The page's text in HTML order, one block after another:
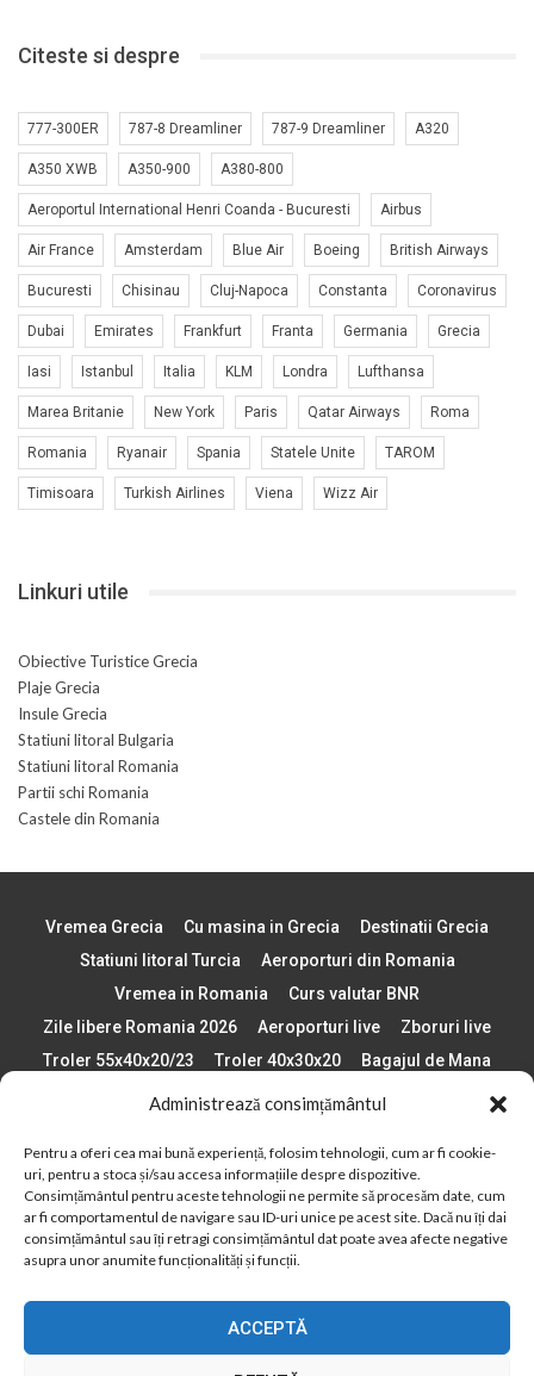
Administrează consimțământul
Pentru a oferi cea mai bună experiență, folosim tehnologii, cum ar fi cookie-
uri, pentru a stoca și/sau accesa informațiile despre dispozitive.
Consimțământul pentru aceste tehnologii ne permite să procesăm date, cum
ar fi comportamentul de navigare sau ID-uri unice pe acest site. Dacă nu îți dai
consimțământul sau îți retragi consimțământul dat poate avea afecte negative
asupra unor anumite funcționalități și funcții.
ACCEPTĂ
Citeste si despre
777-300ER 787-8 Dreamliner 787-9 Dreamliner A320
A350 XWB A350-900 A380-800
Aeroportul International Henri Coanda - Bucuresti Airbus
Air France Amsterdam Blue Air Boeing British Airways
Bucuresti Chisinau Cluj-Napoca Constanta Coronavirus
Dubai Emirates Frankfurt Franta Germania Grecia
Iasi Istanbul Italia KLM Londra Lufthansa
Marea Britanie New York Paris Qatar Airways Roma
Romania Ryanair Spania Statele Unite TAROM
Timisoara Turkish Airlines Viena Wizz Air
Linkuri utile
Obiective Turistice Grecia
Plaje Grecia
Insule Grecia
Statiuni litoral Bulgaria
Statiuni litoral Romania
Partii schi Romania
Castele din Romania
Vremea Grecia Cu masina in Grecia
Destinatii Grecia
Statiuni litoral Turcia
Aeroporturi din Romania
Vremea in Romania
Curs valutar BNR
Zile libere Romania 2026
Aeroporturi live
Zboruri live
Troler 55x40x20/23
Troler 40x30x20
Bagajul de Mana
Paste 2026
Cele mai bune telefoane
Plaje din Europa
Concerte Romania 2025
Asigurare de calatorie
Când se schimba ora în 2026
Calendar Formula 1 sezon 2026
Boarding Pass
Despre AirlinesTravel.ro
Politică cookie-uri (UE)
Cookie Policy (AU)
Politică cookie-uri (ZA)
Politică cookie-uri (Canada)
Politică cookie-uri (BR)